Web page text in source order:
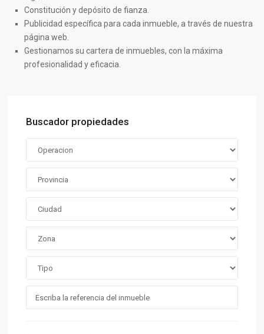
Constitución y depósito de fianza.
Publicidad específica para cada inmueble, a través de nuestra
página web.
Gestionamos su cartera de inmuebles, con la máxima
profesionalidad y eficacia.
Buscador propiedades